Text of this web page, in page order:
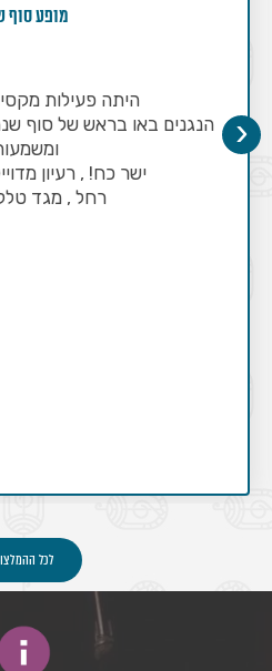
מופע סוף
היתה פעילות
הנגנים באו בראש של סוף
ישר כח! , רעיון
רחל , מגד
‹
לכל